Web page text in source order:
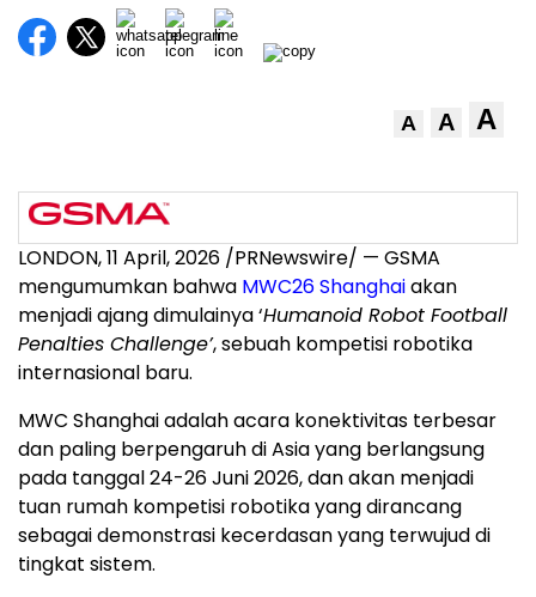
A A A
LONDON,11 April, 2026 /PRNewswire/ — GSMA
mengumumkan bahwa MWC26 Shanghaiakan
menjadi ajang dimulainya ‘Humanoid Robot Football
Penalties Challenge’, sebuah kompetisi robotika
internasional baru.
MWC Shanghai adalah acara konektivitas terbesar
dan paling berpengaruh di Asia yang berlangsung
pada tanggal 24-26 Juni 2026, dan akan menjadi
tuan rumah kompetisi robotika yang dirancang
sebagai demonstrasi kecerdasan yang terwujud di
tingkat sistem.